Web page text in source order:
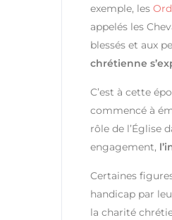
exemple, les
appelés les
blessés et aux
chrétienne
C’est à cette
commencé à
rôle de l’Église
engagement,
Certaines
handicap par
la charité